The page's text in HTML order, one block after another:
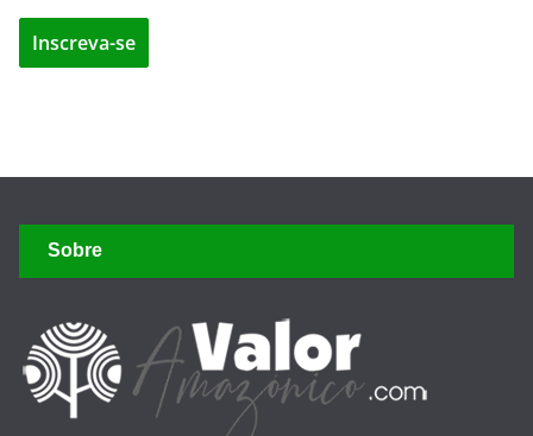
Sobre